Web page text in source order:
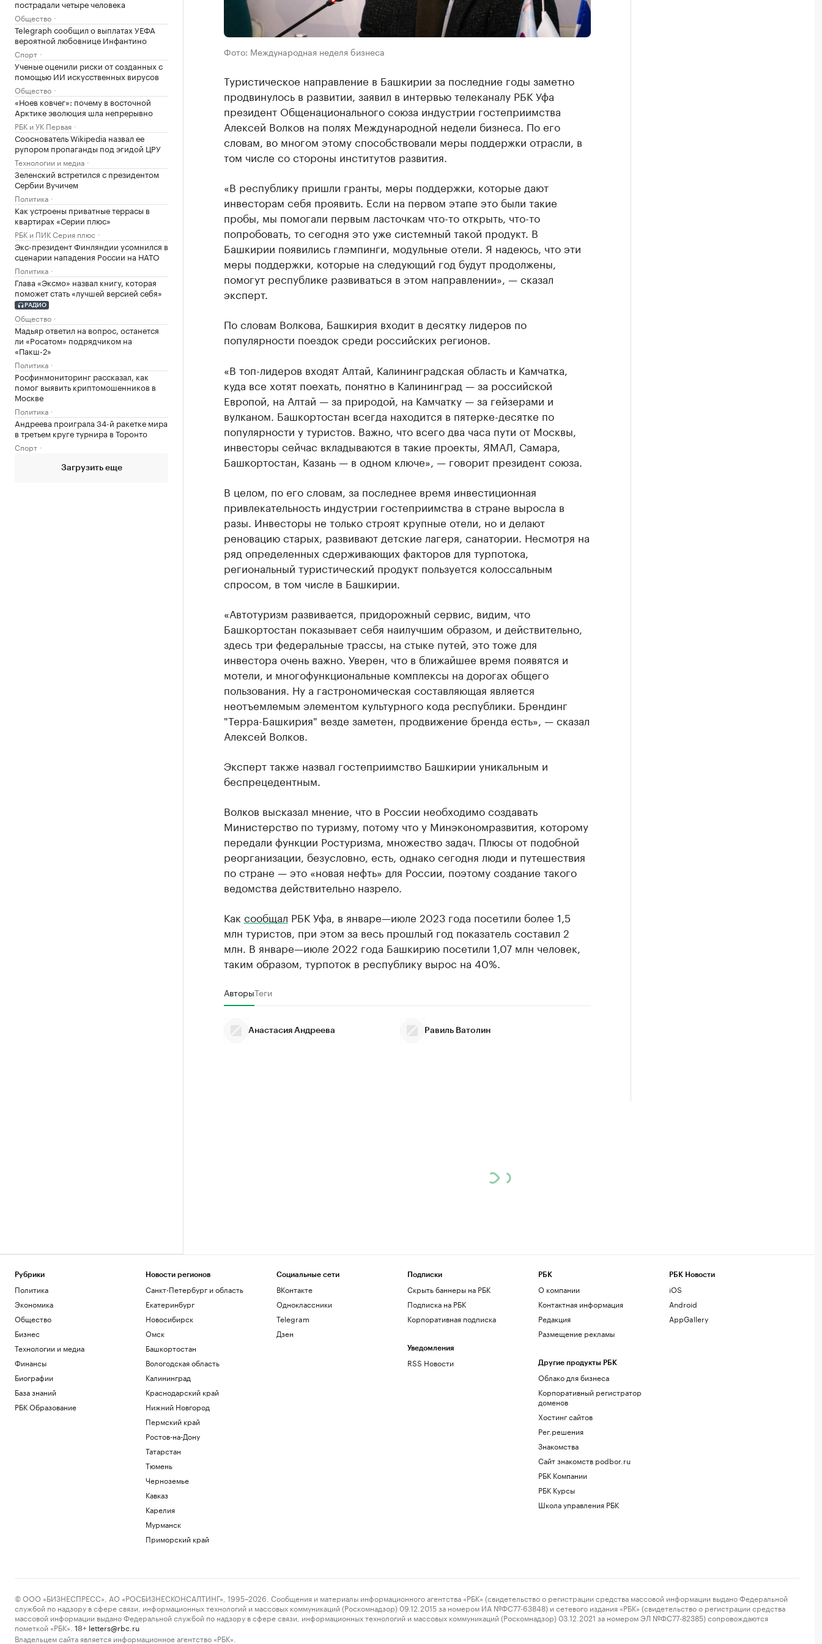
пострадали четыре человека
Общество
Telegraph сообщил о выплатах УЕФА
вероятной любовнице Инфантино
Спорт
Ученые оценили риски от созданных с
помощью ИИ искусственных вирусов
Общество
«Ноев ковчег»: почему в восточной
Арктике эволюция шла непрерывно
РБК и УК Первая
Сооснователь Wikipedia назвал ее
рупором пропаганды под эгидой ЦРУ
Технологии и медиа
Зеленский встретился с президентом
Сербии Вучичем
Политика
Как устроены приватные террасы в
квартирах «Серии плюс»
РБК и ПИК Серия плюс
Экс-президент Финляндии усомнился в
сценарии нападения России на НАТО
Политика
Глава «Эксмо» назвал книгу, которая
поможет стать «лучшей версией себя»
РАДИО
Общество
Мадьяр ответил на вопрос, останется
ли «Росатом» подрядчиком на
«Пакш-2»
Политика
Росфинмониторинг рассказал, как
помог выявить криптомошенников в
Москве
Политика
Андреева проиграла 34-й ракетке мира
в третьем круге турнира в Торонто
Спорт
Загрузить еще
Фото: Международная неделя бизнеса
Туристическое направление в Башкирии за последние годы заметно
продвинулось в развитии, заявил в интервью телеканалу РБК Уфа
президент Общенационального союза индустрии гостеприимства
Алексей Волков на полях Международной недели бизнеса. По его
словам, во многом этому способствовали меры поддержки отрасли, в
том числе со стороны институтов развития.
«В республику пришли гранты, меры поддержки, которые дают
инвесторам себя проявить. Если на первом этапе это были такие
пробы, мы помогали первым ласточкам что-то открыть, что-то
попробовать, то сегодня это уже системный такой продукт. В
Башкирии появились глэмпинги, модульные отели. Я надеюсь, что эти
меры поддержки, которые на следующий год будут продолжены,
помогут республике развиваться в этом направлении», — сказал
эксперт.
По словам Волкова, Башкирия входит в десятку лидеров по
популярности поездок среди российских регионов.
«В топ-лидеров входят Алтай, Калининградская область и Камчатка,
куда все хотят поехать, понятно в Калининград — за российской
Европой, на Алтай — за природой, на Камчатку — за гейзерами и
вулканом. Башкортостан всегда находится в пятерке-десятке по
популярности у туристов. Важно, что всего два часа пути от Москвы,
инвесторы сейчас вкладываются в такие проекты, ЯМАЛ, Самара,
Башкортостан, Казань — в одном ключе», — говорит президент союза.
В целом, по его словам, за последнее время инвестиционная
привлекательность индустрии гостеприимства в стране выросла в
разы. Инвесторы не только строят крупные отели, но и делают
реновацию старых, развивают детские лагеря, санатории. Несмотря на
ряд определенных сдерживающих факторов для турпотока,
региональный туристический продукт пользуется колоссальным
спросом, в том числе в Башкирии.
«Автотуризм развивается, придорожный сервис, видим, что
Башкортостан показывает себя наилучшим образом, и действительно,
здесь три федеральные трассы, на стыке путей, это тоже для
инвестора очень важно. Уверен, что в ближайшее время появятся и
мотели, и многофункциональные комплексы на дорогах общего
пользования. Ну а гастрономическая составляющая является
неотъемлемым элементом культурного кода республики. Брендинг
"Терра-Башкирия" везде заметен, продвижение бренда есть», — сказал
Алексей Волков.
Эксперт также назвал гостеприимство Башкирии уникальным и
беспрецедентным.
Волков высказал мнение, что в России необходимо создавать
Министерство по туризму, потому что у Минэкономразвития, которому
передали функции Ростуризма, множество задач. Плюсы от подобной
реорганизации, безусловно, есть, однако сегодня люди и путешествия
по стране — это «новая нефть» для России, поэтому создание такого
ведомства действительно назрело.
Как сообщал РБК Уфа, в январе—июле 2023 года посетили более 1,5
млн туристов, при этом за весь прошлый год показатель составил 2
млн. В январе—июле 2022 года Башкирию посетили 1,07 млн человек,
таким образом, турпоток в республику вырос на 40%.
АвторыТеги
Анастасия Андреева Равиль Ватолин
Рубрики
Политика
Экономика
Общество
Бизнес
Технологии и медиа
Финансы
Биографии
База знаний
РБК Образование
Новости регионов
Санкт-Петербург и область
Екатеринбург
Новосибирск
Омск
Башкортостан
Вологодская область
Калининград
Краснодарский край
Нижний Новгород
Пермский край
Ростов-на-Дону
Татарстан
Тюмень
Черноземье
Кавказ
Карелия
Мурманск
Приморский край
Социальные сети
ВКонтакте
Одноклассники
Telegram
Дзен
Подписки
Скрыть баннеры на РБК
Подписка на РБК
Корпоративная подписка
Уведомления
RSS Новости
РБК
О компании
Контактная информация
Редакция
Размещение рекламы
Другие продукты РБК
Облако для бизнеса
Корпоративный регистратор
доменов
Хостинг сайтов
Рег.решения
Знакомства
Сайт знакомств podbor.ru
РБК Компании
РБК Курсы
Школа управления РБК
РБК Новости
iOS
Android
AppGallery
© ООО «БИЗНЕСПРЕСС», АО «РОСБИЗНЕСКОНСАЛТИНГ», 1995–2026. Сообщения и материалы информационного агентства «РБК» (свидетельство о регистрации средства массовой информации выдано Федеральной
службой по надзору в сфере связи, информационных технологий и массовых коммуникаций (Роскомнадзор) 09.12.2015 за номером ИА №ФС77-63848) и сетевого издания «РБК» (свидетельство о регистрации средства
массовой информации выдано Федеральной службой по надзору в сфере связи, информационных технологий и массовых коммуникаций (Роскомнадзор) 03.12.2021 за номером ЭЛ №ФС77-82385) сопровождаются
пометкой «РБК».
18+ letters@rbc.ru
Владельцем сайта является информационное агентство «РБК».